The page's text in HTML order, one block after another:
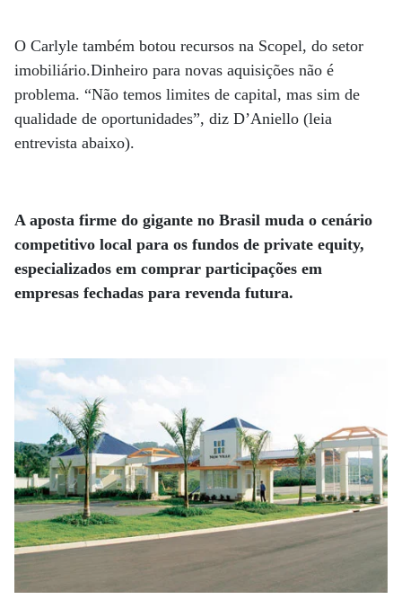
O Carlyle também botou recursos na Scopel, do setor
imobiliário.Dinheiro para novas aquisições não é
problema. “Não temos limites de capital, mas sim de
qualidade de oportunidades”, diz D’Aniello (leia
entrevista abaixo).
A aposta firme do gigante no Brasil muda o cenário
competitivo local para os fundos de private equity,
especializados em comprar participações em
empresas fechadas para revenda futura.